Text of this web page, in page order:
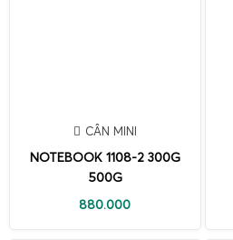
CÂN MINI
NOTEBOOK 1108-2 300G
500G
880.000